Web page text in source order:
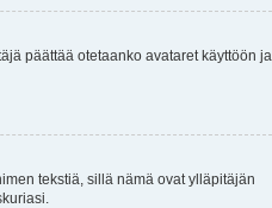
päättää otetaanko avataret käyttöön ja
tekstiä, sillä nämä ovat ylläpitäjän